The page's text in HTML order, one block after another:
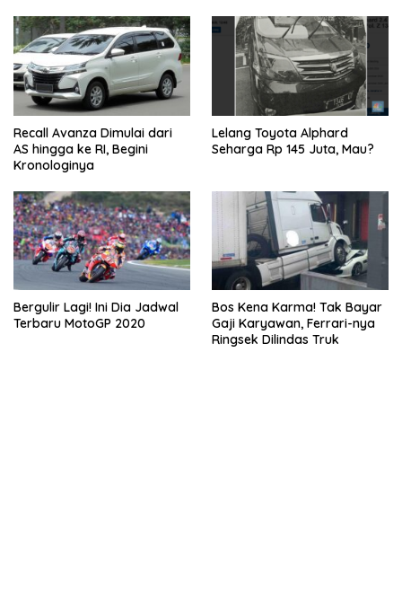
Recall Avanza Dimulai dari
AS hingga ke RI, Begini
Kronologinya
Lelang Toyota Alphard
Seharga Rp 145 Juta, Mau?
Bergulir Lagi! Ini Dia Jadwal
Terbaru MotoGP 2020
Bos Kena Karma! Tak Bayar
Gaji Karyawan, Ferrari-nya
Ringsek Dilindas Truk